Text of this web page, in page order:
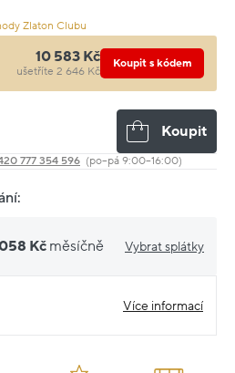
Zlaton Clubu
10 583 Kč
ušetříte 2 646 Kč
Koupit s kódem
Koupit
777 354 596 (po–pá 9:00–16:00)
Kč měsíčně Vybrat splátky
Více informací